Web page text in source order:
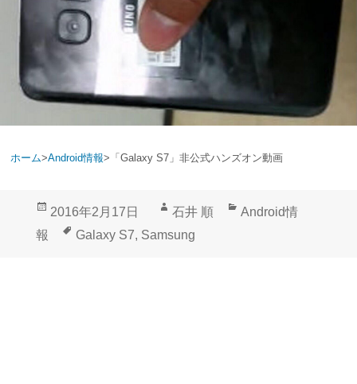
ホーム>Android情報> 「Galaxy S7」非公式ハンズオン動画
投
2016年2月17日
作
成
石井 順
カ
Android情
報
タ
Galaxy S7, Samsung